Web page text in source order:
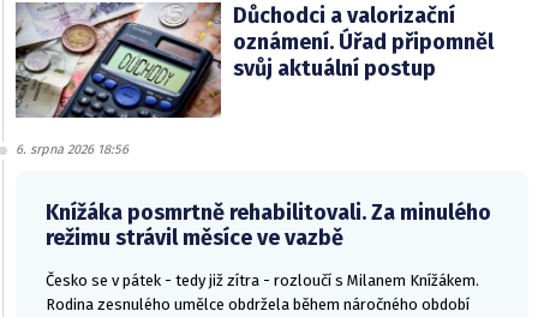
Důchodci a valorizační
oznámení. Úřad připomněl
svůj aktuální postup
6. srpna 2026 18:56
Knížáka posmrtně rehabilitovali. Za minulého
režimu strávil měsíce ve vazbě
Česko se v pátek - tedy již zítra - rozloučí s Milanem Knížákem.
Rodina zesnulého umělce obdržela během náročného období